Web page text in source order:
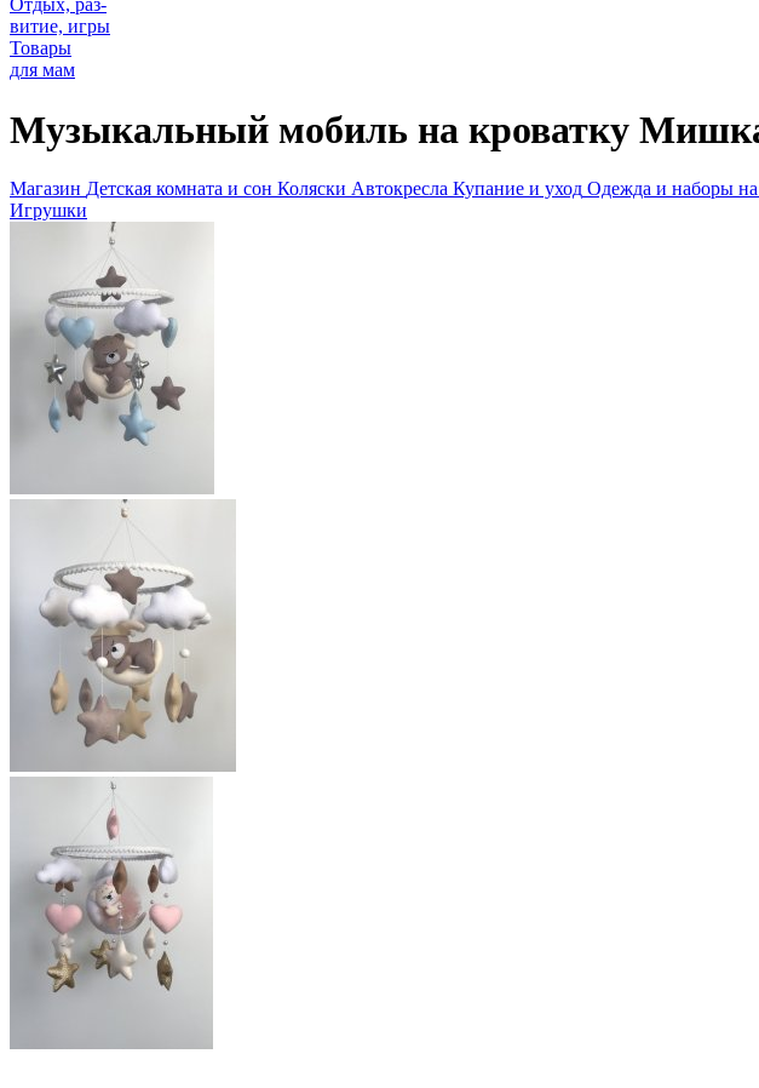
Отдых, раз-
витие, игры
Товары
для мам
Музыкальный мобиль на кроватку
Магазин Детская комната и сон Коляски Автокресла Купание и уход Одежда и наборы
Игрушки